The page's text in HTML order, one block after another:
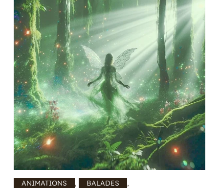
ANIMATIONS , BALADES